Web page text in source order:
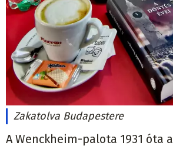
Zakatolva Budapestere
A Wenckheim-palota 1931 óta